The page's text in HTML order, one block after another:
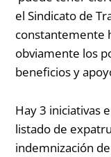
el Sindicato de
constantemente
obviamente los
beneficios y
Hay 3 iniciativas
listado de
indemnización